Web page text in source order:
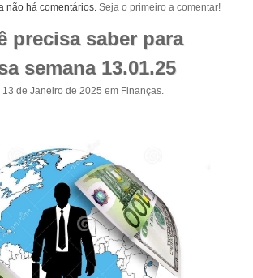
não há comentários. Seja o primeiro a comentar!
precisa saber para
semana 13.01.25
13 de Janeiro de 2025 em Finanças.